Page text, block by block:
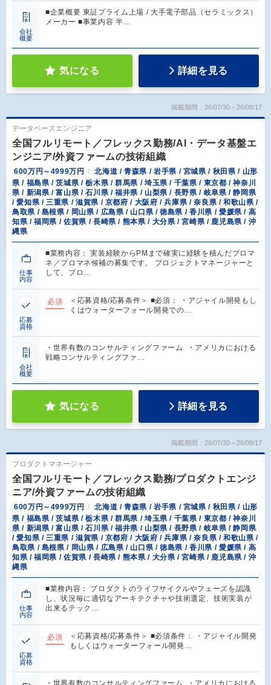
会社
概要
■企業概要 東証プライム上場 / 大手電子部品（セラミックス）
メーカー ■事業内容 半…
気になる 詳細を見る
掲載期間：26/07/30～26/08/17
データベースエンジニア
全国フルリモート／フレックス勤務/AI・データ基盤エ
ンジニア/外資ファームの技術組織
600万円～4999万円
北海道 / 青森県 / 岩手県 / 宮城県 / 秋田県 / 山形
県 / 福島県 / 茨城県 / 栃木県 / 群馬県 / 埼玉県 / 千葉県 / 東京都 / 神奈川
県 / 新潟県 / 富山県 / 石川県 / 福井県 / 山梨県 / 長野県 / 岐阜県 / 静岡県
/ 愛知県 / 三重県 / 滋賀県 / 京都府 / 大阪府 / 兵庫県 / 奈良県 / 和歌山県 /
鳥取県 / 島根県 / 岡山県 / 広島県 / 山口県 / 徳島県 / 香川県 / 愛媛県 / 高
知県 / 福岡県 / 佐賀県 / 長崎県 / 熊本県 / 大分県 / 宮崎県 / 鹿児島県 / 沖
縄県
仕事
内容
■業務内容： 実装経験からPMまで確実に経験を積んだプロマ
ネ／プロマネ候補の募集です。 プロジェクトマネージャーと
して、プロ…
応募
資格
必須
＜応募資格/応募条件＞ ■必須： ・アジャイル開発もし
くはウォーターフォール開発での…
会社
概要
・世界有数のコンサルティングファーム ・アメリカにおける
戦略コンサルティングファ…
気になる 詳細を見る
掲載期間：26/07/30～26/08/17
プロダクトマネージャー
全国フルリモート／フレックス勤務/プロダクトエンジ
ニア/外資ファームの技術組織
600万円～4999万円
北海道 / 青森県 / 岩手県 / 宮城県 / 秋田県 / 山形
県 / 福島県 / 茨城県 / 栃木県 / 群馬県 / 埼玉県 / 千葉県 / 東京都 / 神奈川
県 / 新潟県 / 富山県 / 石川県 / 福井県 / 山梨県 / 長野県 / 岐阜県 / 静岡県
/ 愛知県 / 三重県 / 滋賀県 / 京都府 / 大阪府 / 兵庫県 / 奈良県 / 和歌山県 /
鳥取県 / 島根県 / 岡山県 / 広島県 / 山口県 / 徳島県 / 香川県 / 愛媛県 / 高
知県 / 福岡県 / 佐賀県 / 長崎県 / 熊本県 / 大分県 / 宮崎県 / 鹿児島県 / 沖
縄県
仕事
内容
■業務内容： プロダクトのライフサイクルやフェーズを認識
し、状況毎に適切なアーキテクチャや技術選定、技術実装が
出来るテック…
応募
資格
必須
＜応募資格/応募条件＞ ■必須条件： ・アジャイル開発
もしくはウォーターフォール開発…